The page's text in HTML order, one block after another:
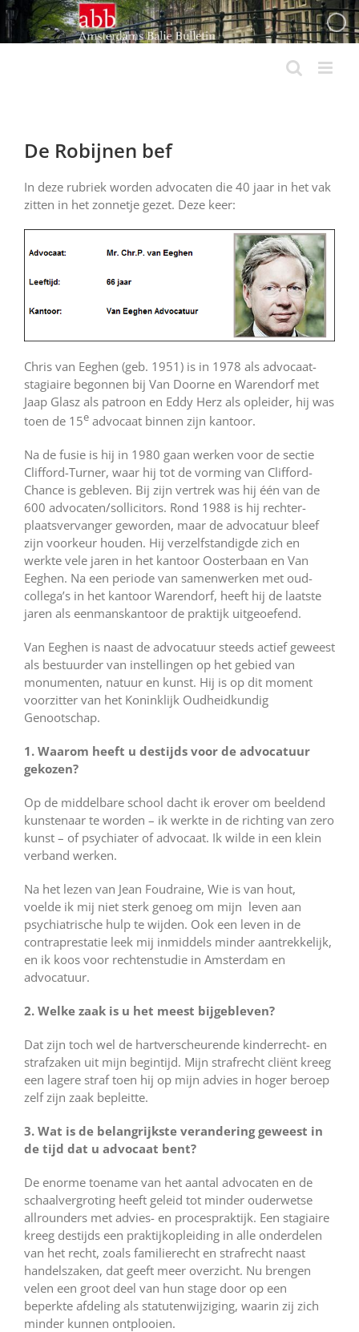
Ga
naar
inhoud
De Robijnen bef
In deze rubriek worden advocaten die 40 jaar in het vak
zitten in het zonnetje gezet. Deze keer:
Chris van Eeghen (geb. 1951) is in 1978 als advocaat-
stagiaire begonnen bij Van Doorne en Warendorf met
Jaap Glasz als patroon en Eddy Herz als opleider, hij was
toen de 15e advocaat binnen zijn kantoor.
Na de fusie is hij in 1980 gaan werken voor de sectie
Clifford-Turner, waar hij tot de vorming van Clifford-
Chance is gebleven. Bij zijn vertrek was hij één van de
600 advocaten/sollicitors. Rond 1988 is hij rechter-
plaatsvervanger geworden, maar de advocatuur bleef
zijn voorkeur houden. Hij verzelfstandigde zich en
werkte vele jaren in het kantoor Oosterbaan en Van
Eeghen. Na een periode van samenwerken met oud-
collega’s in het kantoor Warendorf, heeft hij de laatste
jaren als eenmanskantoor de praktijk uitgeoefend.
Van Eeghen is naast de advocatuur steeds actief geweest
als bestuurder van instellingen op het gebied van
monumenten, natuur en kunst. Hij is op dit moment
voorzitter van het Koninklijk Oudheidkundig
Genootschap.
1. Waarom heeft u destijds voor de advocatuur
gekozen?
Op de middelbare school dacht ik erover om beeldend
kunstenaar te worden – ik werkte in de richting van zero
kunst – of psychiater of advocaat. Ik wilde in een klein
verband werken.
Na het lezen van Jean Foudraine, Wie is van hout,
voelde ik mij niet sterk genoeg om mijn leven aan
psychiatrische hulp te wijden. Ook een leven in de
contraprestatie leek mij inmiddels minder aantrekkelijk,
en ik koos voor rechtenstudie in Amsterdam en
advocatuur.
2. Welke zaak is u het meest bijgebleven?
Dat zijn toch wel de hartverscheurende kinderrecht- en
strafzaken uit mijn begintijd. Mijn strafrecht cliënt kreeg
een lagere straf toen hij op mijn advies in hoger beroep
zelf zijn zaak bepleitte.
3. Wat is de belangrijkste verandering geweest in
de tijd dat u advocaat bent?
De enorme toename van het aantal advocaten en de
schaalvergroting heeft geleid tot minder ouderwetse
allrounders met advies- en procespraktijk. Een stagiaire
kreeg destijds een praktijkopleiding in alle onderdelen
van het recht, zoals familierecht en strafrecht naast
handelszaken, dat geeft meer overzicht. Nu brengen
velen een groot deel van hun stage door op een
beperkte afdeling als statutenwijziging, waarin zij zich
minder kunnen ontplooien.